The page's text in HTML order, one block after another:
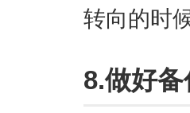
转向的时
8.做好备